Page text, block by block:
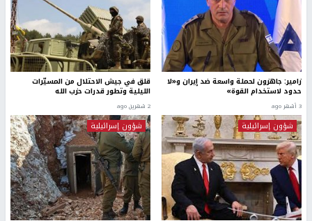
زامير: جاهزون لحملة واسعة ضد إيران و«لا
حدود لاستخدام القوة»
3 أشهر ago
قلق في جيش الاحتلال من المسيّرات
الليلية وتطور قدرات حزب الله
2 شهرين ago
شؤون إسرائيلية شؤون إسرائيلية